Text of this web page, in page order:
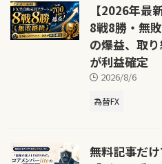
【2026年最
8戦8勝・無
の爆益、取
が利益確定
2026/8/6
為替FX
無料記事だ